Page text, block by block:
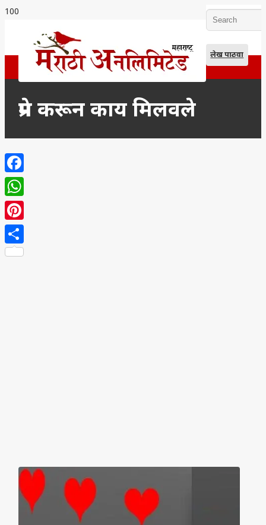
लेख पाठवा
प्रेम करून काय मिलवले
Facebook
WhatsApp
Pinterest
Share